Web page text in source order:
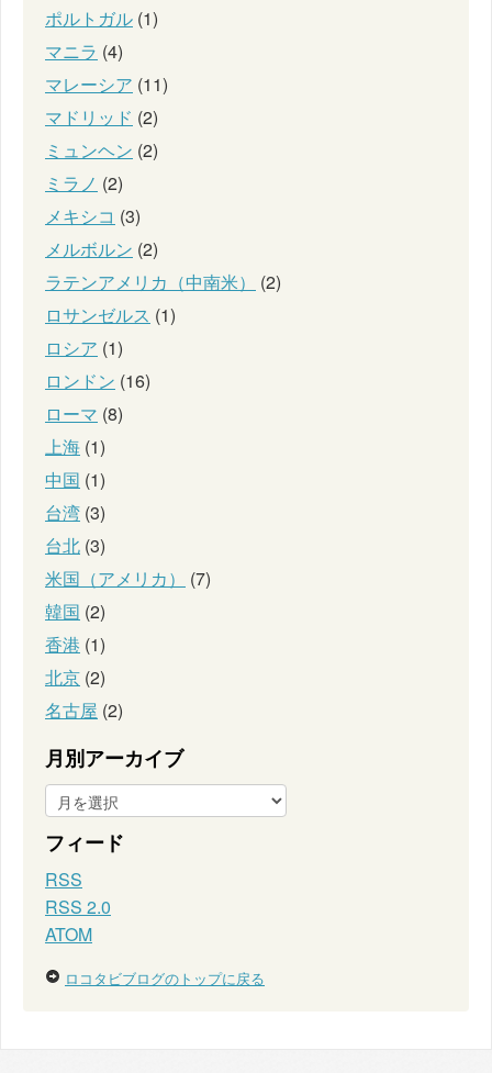
ポルトガル (1)
マニラ (4)
マレーシア (11)
マドリッド (2)
ミュンヘン (2)
ミラノ (2)
メキシコ (3)
メルボルン (2)
ラテンアメリカ（中南米）
(2)
ロサンゼルス (1)
ロシア (1)
ロンドン (16)
ローマ (8)
上海 (1)
中国 (1)
台湾 (3)
台北 (3)
米国（アメリカ）
(7)
韓国 (2)
香港 (1)
北京 (2)
名古屋 (2)
月別アーカイブ
フィード
RSS
RSS 2.0
ATOM
ロコタビブログのトップに戻る